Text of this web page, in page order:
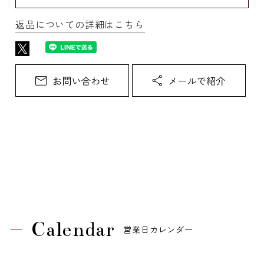
返品についての詳細はこちら
Calendar 営業日カレンダー